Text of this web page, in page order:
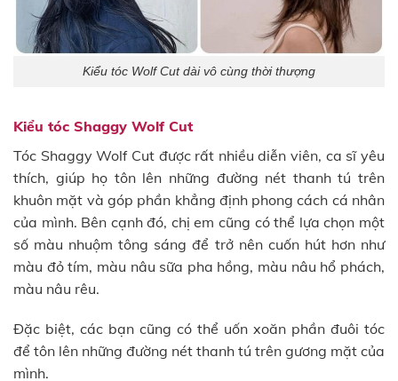
Kiểu tóc Wolf Cut dài vô cùng thời thượng
Kiểu tóc Shaggy Wolf Cut
Tóc Shaggy Wolf Cut được rất nhiều diễn viên, ca sĩ yêu
thích, giúp họ tôn lên những đường nét thanh tú trên
khuôn mặt và góp phần khẳng định phong cách cá nhân
của mình. Bên cạnh đó, chị em cũng có thể lựa chọn một
số màu nhuộm tông sáng để trở nên cuốn hút hơn như
màu đỏ tím, màu nâu sữa pha hồng, màu nâu hổ phách,
màu nâu rêu.
Đặc biệt, các bạn cũng có thể uốn xoăn phần đuôi tóc
để tôn lên những đường nét thanh tú trên gương mặt của
mình.